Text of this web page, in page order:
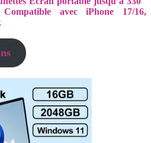
avec iPhone 17/16,